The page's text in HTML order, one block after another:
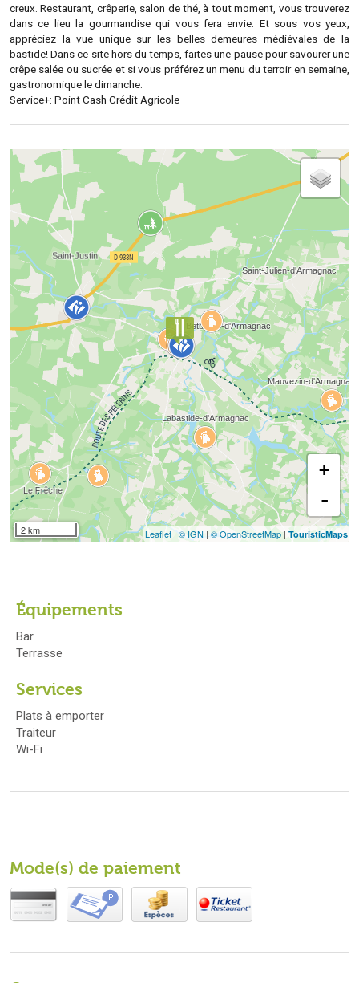
creux. Restaurant, crêperie, salon de thé, à tout moment, vous trouverez
dans ce lieu la gourmandise qui vous fera envie. Et sous vos yeux,
appréciez la vue unique sur les belles demeures médiévales de la
bastide! Dans ce site hors du temps, faites une pause pour savourer une
crêpe salée ou sucrée et si vous préférez un menu du terroir en semaine,
gastronomique le dimanche.
Service+: Point Cash Crédit Agricole
2 km
+
-
Leaflet | © IGN | © OpenStreetMap | TouristicMaps
Équipements
Bar
Terrasse
Services
Plats à emporter
Traiteur
Wi-Fi
Mode(s) de paiement